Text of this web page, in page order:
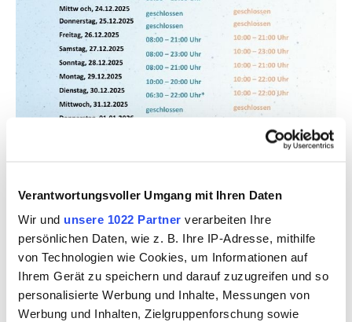
Verantwortungsvoller Umgang mit Ihren Daten
Wir und unsere 1022 Partner verarbeiten Ihre
persönlichen Daten, wie z. B. Ihre IP-Adresse, mithilfe
von Technologien wie Cookies, um Informationen auf
Ihrem Gerät zu speichern und darauf zuzugreifen und so
personalisierte Werbung und Inhalte, Messungen von
Werbung und Inhalten, Zielgruppenforschung sowie